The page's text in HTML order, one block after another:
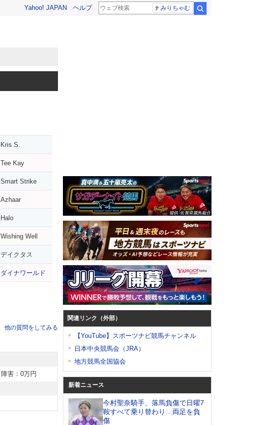
Yahoo! JAPAN ヘルプ みりちゃむ
Kris S.
Tee Kay
Smart Strike
Azhaar
Halo
Wishing Well
デイクタス
ダイナワールド
他の質問をしてみる
障害：0万円
関連リンク（外部）
【YouTube】スポーツナビ競馬チャンネル
日本中央競馬会（JRA）
地方競馬全国協会
新着ニュース
今村聖奈騎手、落馬負傷で日曜7
鞍すべて乗り替わり…両足を負
傷